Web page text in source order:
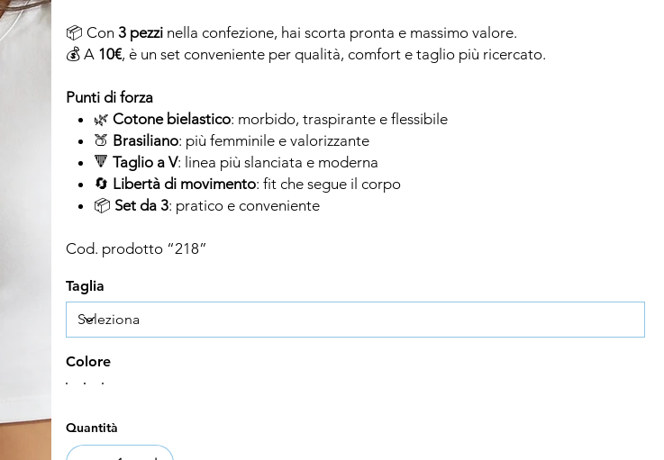
📦 Con 3 pezzi nella confezione, hai scorta pronta e massimo valore.
💰 A 10€, è un set conveniente per qualità, comfort e taglio più ricercato.
Punti di forza
🌿 Cotone bielastico: morbido, traspirante e flessibile
🍑 Brasiliano: più femminile e valorizzante
🔻 Taglio a V: linea più slanciata e moderna
🔄 Libertà di movimento: fit che segue il corpo
📦 Set da 3: pratico e conveniente
Cod. prodotto “218”
Taglia
Colore
Quantità